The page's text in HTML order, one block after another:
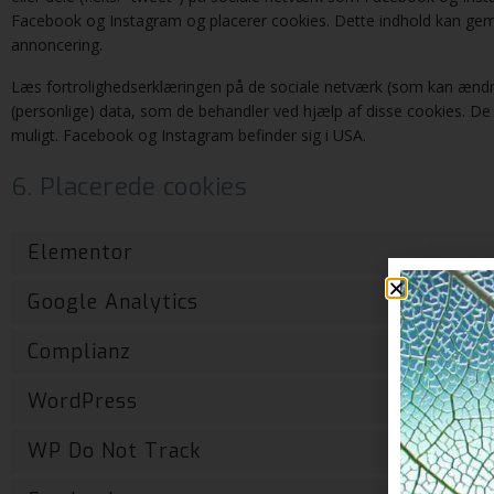
Facebook og Instagram og placerer cookies. Dette indhold kan
annoncering.
Læs fortrolighedserklæringen på de sociale netværk (som kan
(personlige) data, som de behandler ved hjælp af disse cookies.
muligt. Facebook og Instagram befinder sig i USA.
6. Placerede cookies
Elementor
Google Analytics
Complianz
WordPress
WP Do Not Track